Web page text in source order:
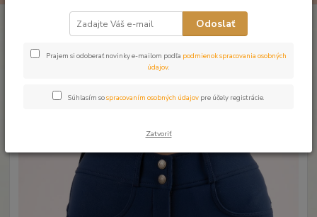
Značka oblečenia MONTAR ZĽAVY!
Jazdecké nohavice
MONTAR Megan Yati modrá
MONTAR Megan Yati modrá
Akcia
Odoslať
Prajem si odoberať novinky e-mailom podľa podmienok spracovania osobných
údajov.
Súhlasím sospracovaním osobných údajov pre účely registrácie.
Zatvoriť